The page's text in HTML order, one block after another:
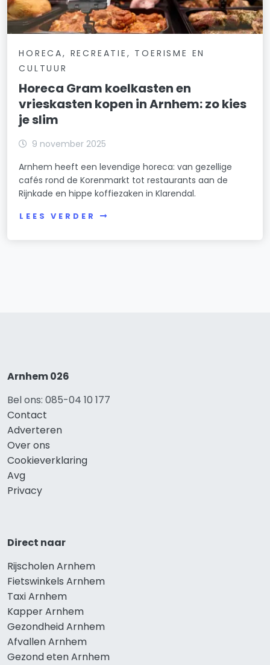
HORECA, RECREATIE, TOERISME EN
CULTUUR
Horeca Gram koelkasten en
vrieskasten kopen in Arnhem: zo kies
je slim
9 november 2025
Arnhem heeft een levendige horeca: van gezellige
cafés rond de Korenmarkt tot restaurants aan de
Rijnkade en hippe koffiezaken in Klarendal.
LEES VERDER
Arnhem 026
Bel ons: 085-04 10 177
Contact
Adverteren
Over ons
Cookieverklaring
Avg
Privacy
Direct naar
Rijscholen Arnhem
Fietswinkels Arnhem
Taxi Arnhem
Kapper Arnhem
Gezondheid Arnhem
Afvallen Arnhem
Gezond eten Arnhem